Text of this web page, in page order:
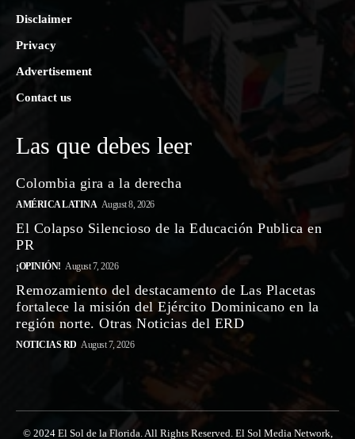
Disclaimer
Privacy
Advertisement
Contact us
Las que debes leer
Colombia gira a la derecha
AMÉRICA LATINA August 8, 2026
El Colapso Silencioso de la Educación Publica en
PR
¡OPINIÓN! August 7, 2026
Remozamiento del destacamento de Las Placetas
fortalece la misión del Ejército Dominicano en la
región norte. Otras Noticias del ERD
NOTICIAS RD August 7, 2026
© 2024 El Sol de la Florida. All Rights Reserved. El Sol Media Network,